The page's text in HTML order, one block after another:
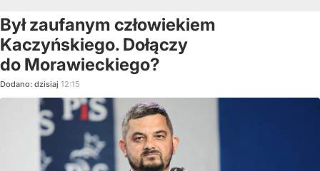
Był zaufanym człowiekiem
Kaczyńskiego. Dołączy
do Morawieckiego?
Dodano: dzisiaj 12:15